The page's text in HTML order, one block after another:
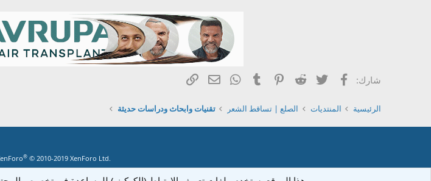
شارك: فيسبوك Twitter
Reddit
Pinterest
Tumblr
WhatsApp
البريد الإلكتروني
الرابط
الرئيسية المنتديات الصلع | تساقط الشعر تقنيات وابحاث ودراسات حديثة
® © 2010-2019 XenForo Ltd.